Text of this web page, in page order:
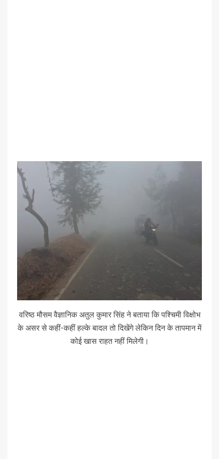
वरिष्ठ मौसम वैज्ञानिक अतुल कुमार सिंह ने बताया कि पश्चिमी विक्षोभ
के असर से कहीं-कहीं हल्के बादल तो दिखेंगे लेकिन दिन के तापमान में
कोई खास राहत नहीं मिलेगी।